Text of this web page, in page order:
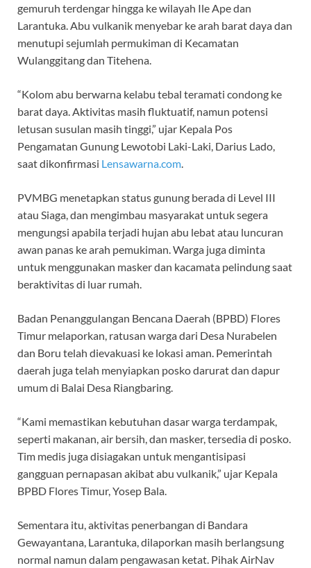
gemuruh terdengar hingga ke wilayah Ile Ape dan
Larantuka. Abu vulkanik menyebar ke arah barat daya dan
menutupi sejumlah permukiman di Kecamatan
Wulanggitang dan Titehena.
“Kolom abu berwarna kelabu tebal teramati condong ke
barat daya. Aktivitas masih fluktuatif, namun potensi
letusan susulan masih tinggi,” ujar Kepala Pos
Pengamatan Gunung Lewotobi Laki-Laki, Darius Lado,
saat dikonfirmasi Lensawarna.com
PVMBG menetapkan status gunung berada di Level III
atau Siaga, dan mengimbau masyarakat untuk segera
mengungsi apabila terjadi hujan abu lebat atau luncuran
awan panas ke arah pemukiman. Warga juga diminta
untuk menggunakan masker dan kacamata pelindung saat
beraktivitas di luar rumah.
Badan Penanggulangan Bencana Daerah (BPBD) Flores
Timur melaporkan, ratusan warga dari Desa Nurabelen
dan Boru telah dievakuasi ke lokasi aman. Pemerintah
daerah juga telah menyiapkan posko darurat dan dapur
umum di Balai Desa Riangbaring.
“Kami memastikan kebutuhan dasar warga terdampak,
seperti makanan, air bersih, dan masker, tersedia di posko.
Tim medis juga disiagakan untuk mengantisipasi
gangguan pernapasan akibat abu vulkanik,” ujar Kepala
BPBD Flores Timur, Yosep Bala.
Sementara itu, aktivitas penerbangan di Bandara
Gewayantana, Larantuka, dilaporkan masih berlangsung
normal namun dalam pengawasan ketat. Pihak AirNav